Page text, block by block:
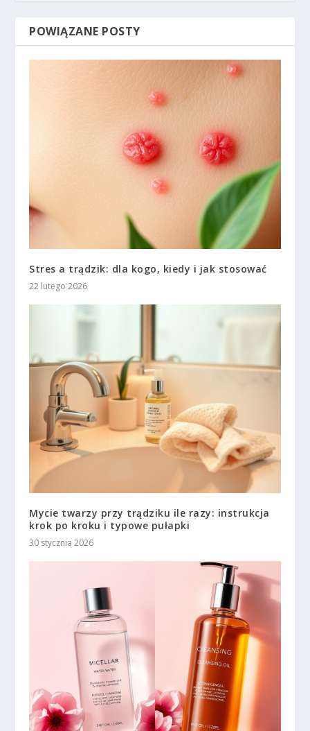
POWIĄZANE POSTY
Stres a trądzik: dla kogo, kiedy i jak stosować
22 lutego 2026
Mycie twarzy przy trądziku ile razy: instrukcja
krok po kroku i typowe pułapki
30 stycznia 2026